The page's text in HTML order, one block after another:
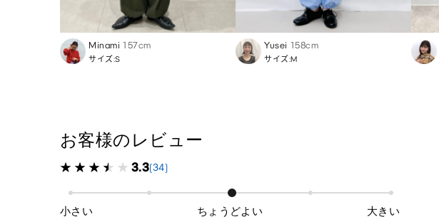
Minami 157cm
サイズ:S
Yusei 158cm
サイズ:M
お客様のレビュー
3.3(34)
小さい ちょうどよい 大きい